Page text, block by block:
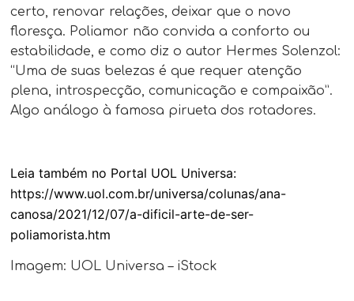
certo, renovar relações, deixar que o novo
floresça. Poliamor não convida a conforto ou
estabilidade, e como diz o autor Hermes Solenzol:
“Uma de suas belezas é que requer atenção
plena, introspecção, comunicação e compaixão”.
Algo análogo à famosa pirueta dos rotadores.
Leia também no Portal UOL Universa:
https://www.uol.com.br/universa/colunas/ana-
canosa/2021/12/07/a-dificil-arte-de-ser-
poliamorista.htm
Imagem: UOL Universa – iStock